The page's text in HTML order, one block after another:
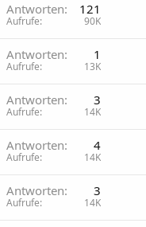
Antworten 121
Aufrufe 90K
Antworten 1
Aufrufe 13K
Antworten 3
Aufrufe 14K
Antworten 4
Aufrufe 14K
Antworten 3
Aufrufe 14K